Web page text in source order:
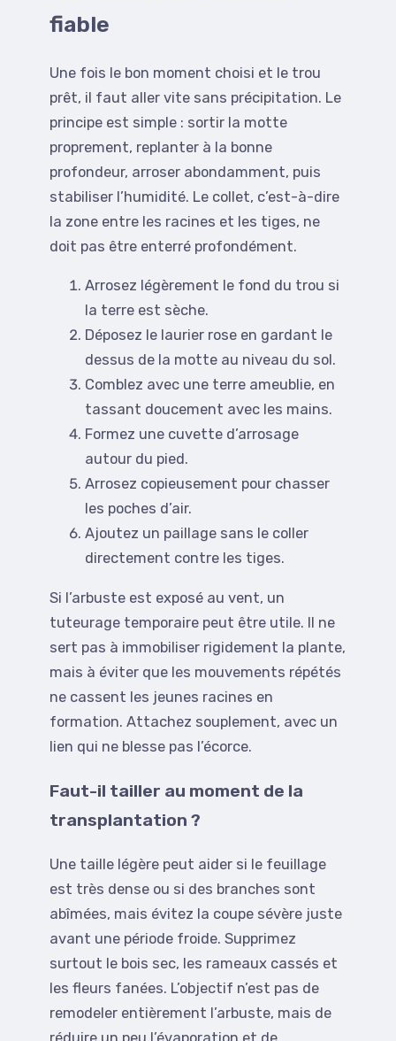
fiable
Une fois le bon moment choisi et le trou
prêt, il faut aller vite sans précipitation. Le
principe est simple : sortir la motte
proprement, replanter à la bonne
profondeur, arroser abondamment, puis
stabiliser l’humidité. Le collet, c’est-à-dire
la zone entre les racines et les tiges, ne
doit pas être enterré profondément.
Arrosez légèrement le fond du trou si
la terre est sèche.
Déposez le laurier rose en gardant le
dessus de la motte au niveau du sol.
Comblez avec une terre ameublie, en
tassant doucement avec les mains.
Formez une cuvette d’arrosage
autour du pied.
Arrosez copieusement pour chasser
les poches d’air.
Ajoutez un paillage sans le coller
directement contre les tiges.
Si l’arbuste est exposé au vent, un
tuteurage temporaire peut être utile. Il ne
sert pas à immobiliser rigidement la plante,
mais à éviter que les mouvements répétés
ne cassent les jeunes racines en
formation. Attachez souplement, avec un
lien qui ne blesse pas l’écorce.
Faut-il tailler au moment de la
transplantation ?
Une taille légère peut aider si le feuillage
est très dense ou si des branches sont
abîmées, mais évitez la coupe sévère juste
avant une période froide. Supprimez
surtout le bois sec, les rameaux cassés et
les fleurs fanées. L’objectif n’est pas de
remodeler entièrement l’arbuste, mais de